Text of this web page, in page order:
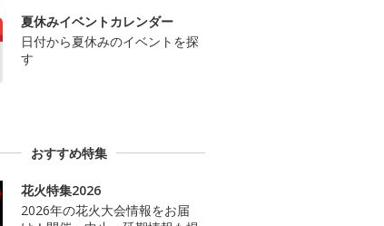
夏休みイベントカレンダー
日付から夏休みのイベントを探
す
おすすめ特集
花火特集2026
2026年の花火大会情報をお届